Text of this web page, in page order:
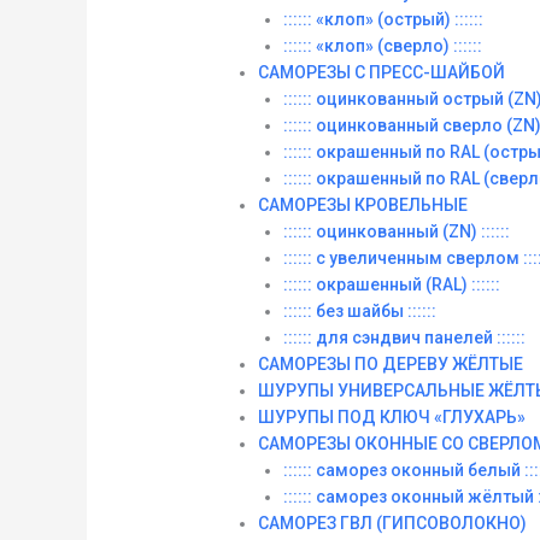
:::::: «клоп» (острый) ::::::
:::::: «клоп» (сверло) ::::::
САМОРЕЗЫ С ПРЕСС-ШАЙБОЙ
:::::: оцинкованный острый
:::::: оцинкованный сверло
:::::: окрашенный по RAL
:::::: окрашенный по RAL
САМОРЕЗЫ КРОВЕЛЬНЫЕ
:::::: оцинкованный (ZN) ::::::
:::::: с увеличенным сверлом
:::::: окрашенный (RAL) ::::::
:::::: без шайбы ::::::
:::::: для сэндвич панелей ::::::
САМОРЕЗЫ ПО ДЕРЕВУ ЖЁЛТЫЕ
ШУРУПЫ УНИВЕРСАЛЬНЫЕ
ШУРУПЫ ПОД КЛЮЧ «ГЛУХАРЬ»
САМОРЕЗЫ ОКОННЫЕ СО
:::::: саморез оконный белый
:::::: саморез оконный жёлтый
САМОРЕЗ ГВЛ (ГИПСОВОЛОКНО)